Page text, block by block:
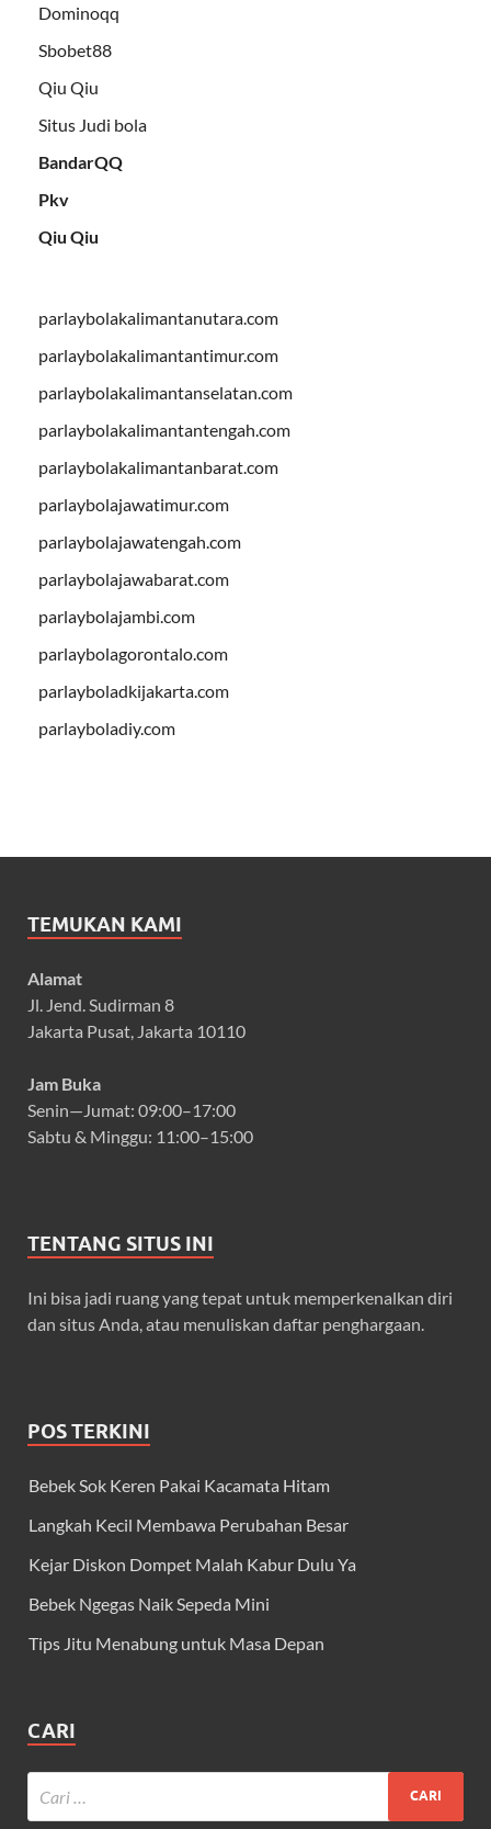
Dominoqq
Sbobet88
Qiu Qiu
Situs Judi bola
BandarQQ
Pkv
Qiu Qiu
parlaybolakalimantanutara.com
parlaybolakalimantantimur.com
parlaybolakalimantanselatan.com
parlaybolakalimantantengah.com
parlaybolakalimantanbarat.com
parlaybolajawatimur.com
parlaybolajawatengah.com
parlaybolajawabarat.com
parlaybolajambi.com
parlaybolagorontalo.com
parlayboladkijakarta.com
parlayboladiy.com
TEMUKAN KAMI
Alamat
Jl. Jend. Sudirman 8
Jakarta Pusat, Jakarta 10110
Jam Buka
Senin—Jumat: 09:00–17:00
Sabtu & Minggu: 11:00–15:00
TENTANG SITUS INI
Ini bisa jadi ruang yang tepat untuk memperkenalkan diri
dan situs Anda, atau menuliskan daftar penghargaan.
POS TERKINI
Bebek Sok Keren Pakai Kacamata Hitam
Langkah Kecil Membawa Perubahan Besar
Kejar Diskon Dompet Malah Kabur Dulu Ya
Bebek Ngegas Naik Sepeda Mini
Tips Jitu Menabung untuk Masa Depan
CARI